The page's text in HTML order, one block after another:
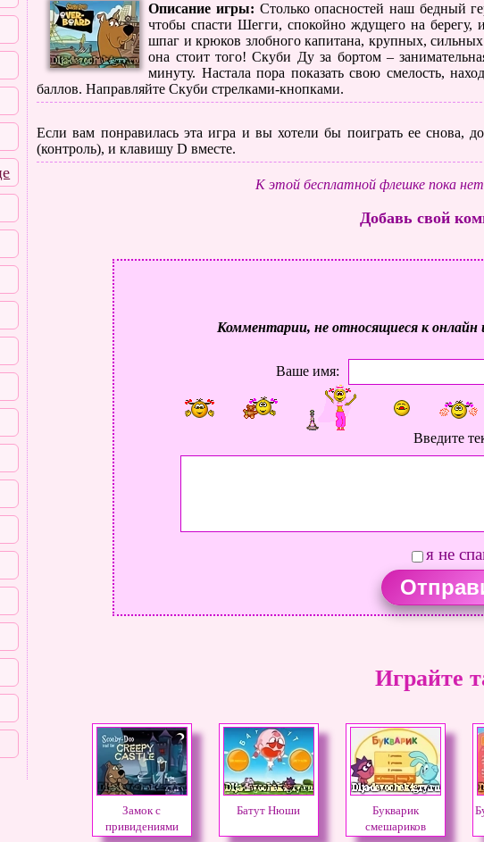
Описание игры: Столько опасностей наш бедный
чтобы спасти Шегги, спокойно ждущего на берегу,
шпаг и крюков злобного капитана, крупных,
она стоит того! Скуби Ду за бортом –
минуту. Настала пора показать свою смелость,
баллов. Направляйте Скуби стрелками-кнопками.
Если вам понравилась эта игра и вы хотели бы поиграть ее снова,
(контроль), и клавишу D вместе.
К этой бесплатной флешке пока
Добавь свой
Комментарии, не относящиеся к онлайн
Ваше имя:
Введите
я не
Играйте
Замок с
привидениями
Батут Нюши
Букварик
смешариков